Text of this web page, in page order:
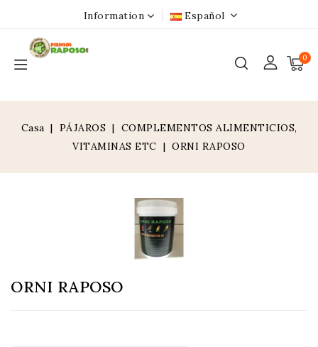
Information Español
0
Casa PÁJAROS
COMPLEMENTOS ALIMENTICIOS,
VITAMINAS ETC
ORNI RAPOSO
ORNI RAPOSO